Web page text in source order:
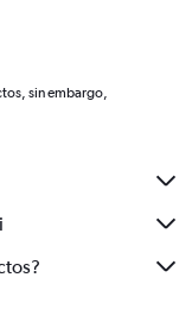
sin embargo,